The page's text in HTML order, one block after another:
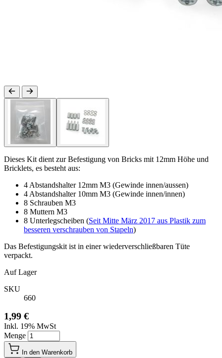
Dieses Kit dient zur Befestigung von Bricks mit 12mm Höhe und
Bricklets, es besteht aus:
4 Abstandshalter 12mm M3 (Gewinde innen/aussen)
4 Abstandshalter 10mm M3 (Gewinde innen/innen)
8 Schrauben M3
8 Muttern M3
8 Unterlegscheiben (Seit Mitte März 2017 aus Plastik zum
besseren verschrauben von Stapeln)
Das Befestigungskit ist in einer wiederverschließbaren Tüte
verpackt.
Auf Lager
SKU
660
1,99 €
Inkl. 19% MwSt
Menge
In den Warenkorb